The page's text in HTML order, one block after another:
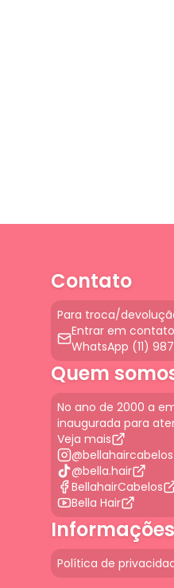
Contato
Para troca/
Entrar em
WhatsApp (11)
Quem
No ano de 2000 a
inaugurada para
Veja mais
@bellahaircabelos
@bella.hair
BellahairCabelos
Bella Hair
Informações
Política de